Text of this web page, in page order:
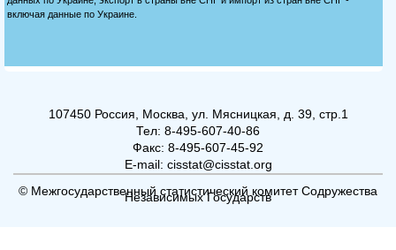
107450 Россия, Москва, ул. Мясницкая, д. 39, стр.1
Тел: 8-495-607-40-86
Факс: 8-495-607-45-92
E-mail: cisstat@cisstat.org
© Межгосударственный статистический комитет Содружества
Независимых Государств